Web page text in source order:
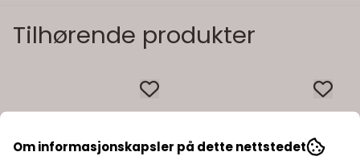
Tilhørende produkter
Om informasjonskapsler på dette nettstedet